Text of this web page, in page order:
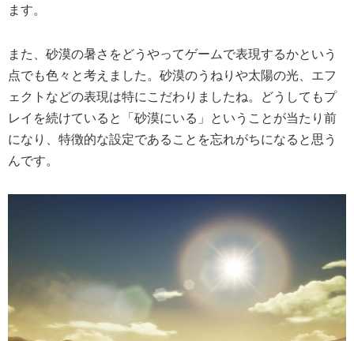
ます。
また、砂漠の暑さをどうやってゲームで表現するかという
点でも色々と考えました。砂漠のうねりや太陽の光、エフ
ェクトなどの表現は特にこだわりましたね。どうしてもプ
レイを続けていると「砂漠にいる」ということが当たり前
になり、特徴的な設定であることを忘れがちになると思う
んです。